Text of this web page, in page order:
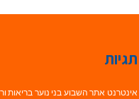
תגיות
אינטרנט אתר השבוע בני נוער בריאות